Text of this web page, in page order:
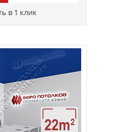
в 1 клик